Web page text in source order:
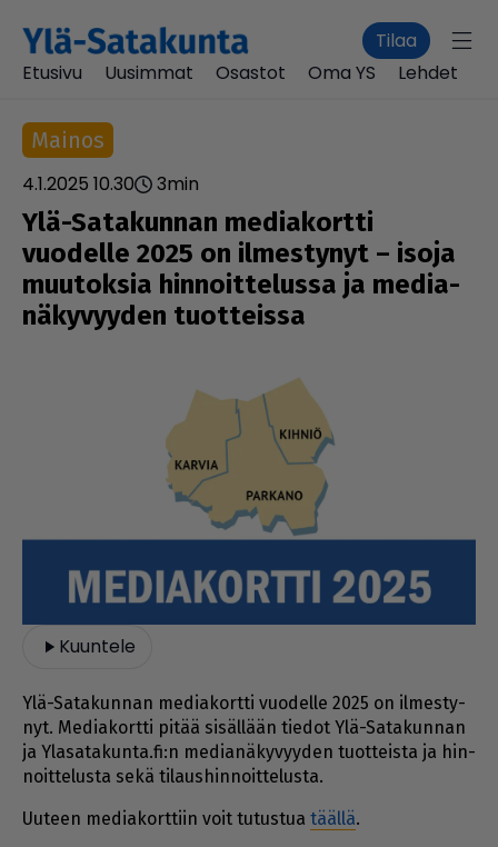
Tilaa
Etusivu
Uusimmat Osastot Oma YS Lehdet
Mainos
4.1.2025 10.30 3min
Ylä-Sata­kun­nan medi­a­kortti
vuodelle 2025 on ilmes­ty­nyt – isoja
muutoksia hin­noit­te­lussa ja medi­a­
nä­ky­vyy­den tuot­teissa
Kuuntele
Ylä-Sa­ta­kun­nan me­di­a­kort­ti vuo­del­le 2025 on il­mes­ty­
nyt. Me­di­a­kort­ti pi­tää si­säl­lään tie­dot Ylä-Sa­ta­kun­nan
ja Yla­sa­ta­kun­ta.fi:n me­di­a­nä­ky­vyy­den tuot­teis­ta ja hin­
noit­te­lus­ta sekä ti­laus­hin­noit­te­lus­ta.
Uu­teen me­di­a­kort­tiin voit tu­tus­tua tääl­lä.